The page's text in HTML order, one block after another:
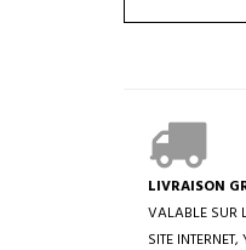
LIVRAISON
VALABLE SUR
SITE